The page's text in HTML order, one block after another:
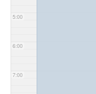
5:00
6:00
7:00